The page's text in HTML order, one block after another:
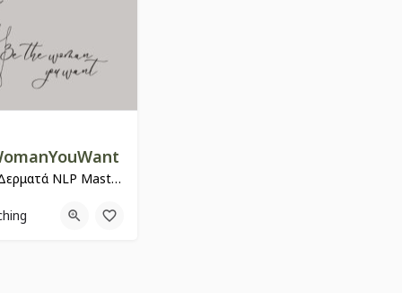
Ευσταθία Δερματά NLP Master Life Coach ICC
Ενότητα Ανθηδώνος